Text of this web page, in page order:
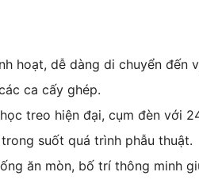
hoạt, dễ dàng di chuyển
ca cấy ghép.
treo hiện đại, cụm đèn với
suốt quá trình phẫu thuật.
ăn mòn, bố trí thông minh